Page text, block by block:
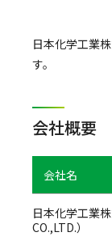
日本化学工業
す。
会社概要
会社名
日本化学工業
CO.,LTD.）